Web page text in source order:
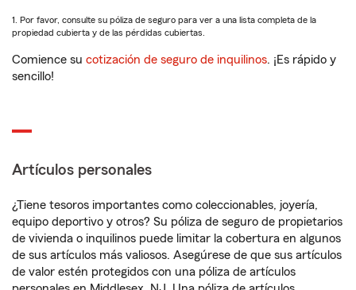
1. Por favor, consulte su póliza de seguro para ver a una lista completa de la
propiedad cubierta y de las pérdidas cubiertas.
Comience su cotización de seguro de inquilinos. ¡Es rápido y
sencillo!
Artículos personales
¿Tiene tesoros importantes como coleccionables, joyería,
equipo deportivo y otros? Su póliza de seguro de propietarios
de vivienda o inquilinos puede limitar la cobertura en algunos
de sus artículos más valiosos. Asegúrese de que sus artículos
de valor estén protegidos con una póliza de artículos